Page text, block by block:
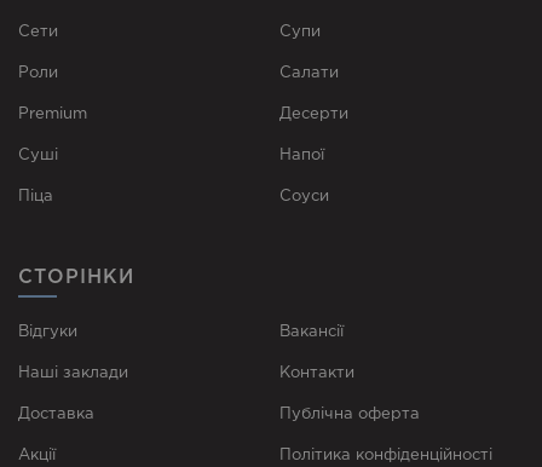
Сети
Роли
Premium
Суші
Піца
Супи
Cалати
Десерти
Напої
Соуси
СТОРІНКИ
Відгуки
Наші заклади
Доставка
Акції
Вакансії
Контакти
Публічна оферта
Політика конфіденційності